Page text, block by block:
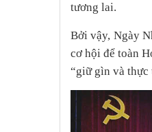
tương lai.
Bởi vậy, Ngày
cơ hội để toàn
“giữ gìn và thực